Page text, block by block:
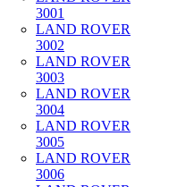
3001
LAND ROVER
3002
LAND ROVER
3003
LAND ROVER
3004
LAND ROVER
3005
LAND ROVER
3006